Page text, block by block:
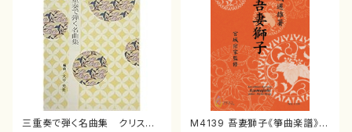
三重奏で弾く名曲集 クリスマ
M4139 吾妻獅子《箏曲楽譜》